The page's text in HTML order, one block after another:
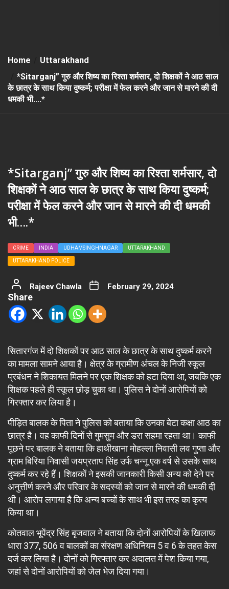
Home
Uttarakhand
*Sitarganj” गुरु और शिष्य का रिश्ता शर्मसार, दो शिक्षकों ने आठ साल
के छात्र के साथ किया दुष्कर्म; परीक्षा में फेल करने और जान से मारने की दी
धमकी भी….*
*Sitarganj” गुरु और शिष्य का रिश्ता शर्मसार, दो
शिक्षकों ने आठ साल के छात्र के साथ किया दुष्कर्म;
परीक्षा में फेल करने और जान से मारने की दी धमकी
भी….*
CRIME INDIA UDHAMSINGHNAGAR UTTARAKHAND
UTTARAKHAND POLICE
Rajeev Chawla February 29, 2024
Share
सितारगंज में दो शिक्षकों पर आठ साल के छात्र के साथ दुष्कर्म करने
का मामला सामने आया है। क्षेत्र के ग्रामीण अंचल के निजी स्कूल
प्रबंधन ने शिकायत मिलने पर एक शिक्षक को हटा दिया था, जबकि एक
शिक्षक पहले ही स्कूल छोड़ चुका था। पुलिस ने दोनों आरोपियों को
गिरफ्तार कर लिया है।
पीड़ित बालक के पिता ने पुलिस को बताया कि उनका बेटा कक्षा आठ का
छात्र है। वह काफी दिनों से गुमसुम और डरा सहमा रहता था। काफी
पूछने पर बालक ने बताया कि हाथीखाना मोहल्ला निवासी लव गुप्ता और
ग्राम बिरिया निवासी जयप्रताप सिंह उर्फ चन्नू एक वर्ष से उसके साथ
दुष्कर्म कर रहे हैं। शिक्षकों ने इसकी जानकारी किसी अन्य को देने पर
अनुत्तीर्ण करने और परिवार के सदस्यों को जान से मारने की धमकी दी
थी। आरोप लगाया है कि अन्य बच्चों के साथ भी इस तरह का कृत्य
किया था।
कोतवाल भूपेंद्र सिंह बृजवाल ने बताया कि दोनों आरोपियों के खिलाफ
धारा 377, 506 व बालकों का संरक्षण अधिनियम 5 व 6 के तहत केस
दर्ज कर लिया है। दोनों को गिरफ्तार कर अदालत में पेश किया गया,
जहां से दोनों आरोपियों को जेल भेज दिया गया।